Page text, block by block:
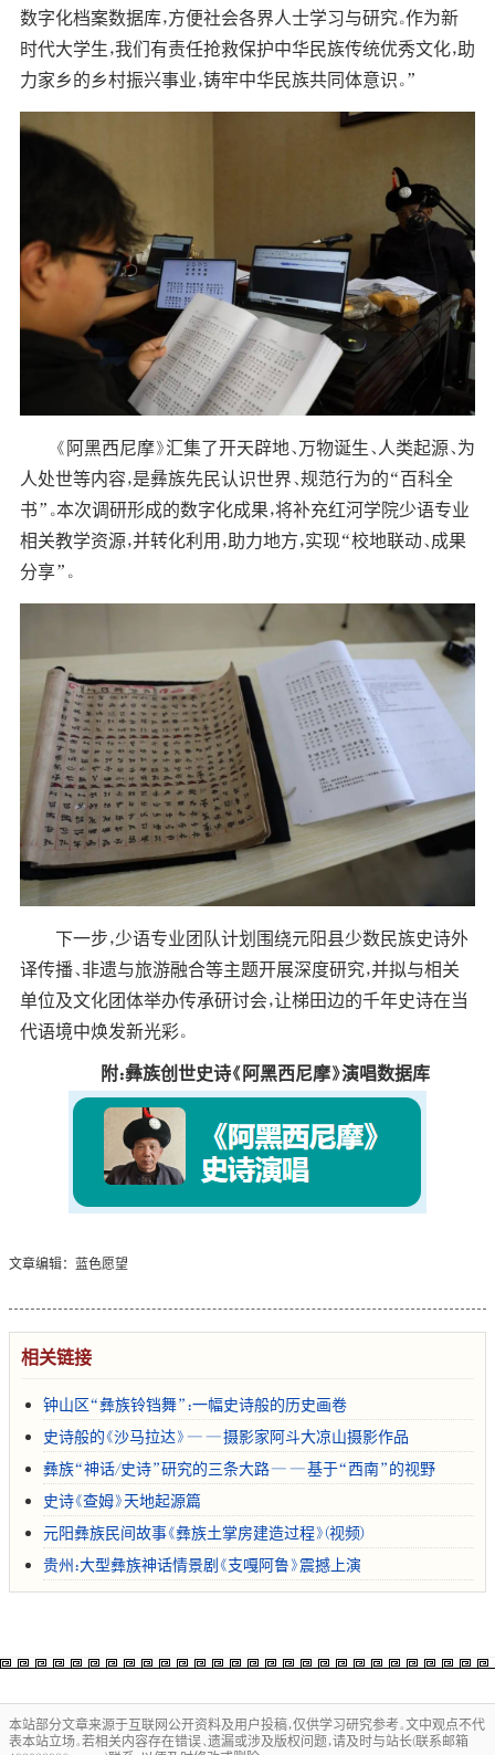
数字化档案数据库，方便社会各界人士学习与研究。作为新
时代大学生，我们有责任抢救保护中华民族传统优秀文化，助
力家乡的乡村振兴事业，铸牢中华民族共同体意识。”
《阿黑西尼摩》汇集了开天辟地、万物诞生、人类起源、为
人处世等内容，是彝族先民认识世界、规范行为的“百科全
书”。本次调研形成的数字化成果，将补充红河学院少语专业
相关教学资源，并转化利用，助力地方，实现“校地联动、成果
分享”。
下一步，少语专业团队计划围绕元阳县少数民族史诗外
译传播、非遗与旅游融合等主题开展深度研究，并拟与相关
单位及文化团体举办传承研讨会，让梯田边的千年史诗在当
代语境中焕发新光彩。
附：彝族创世史诗《阿黑西尼摩》演唱数据库
文章编辑：蓝色愿望
相关链接
钟山区“彝族铃铛舞”：一幅史诗般的历史画卷
史诗般的《沙马拉达》——摄影家阿斗大凉山摄影作品
彝族“神话/史诗”研究的三条大路——基于“西南”的视野
史诗《查姆》天地起源篇
元阳彝族民间故事《彝族土掌房建造过程》(视频)
贵州：大型彝族神话情景剧《支嘎阿鲁》震撼上演
本站部分文章来源于互联网公开资料及用户投稿，仅供学习研究参考。文中观点不代
表本站立场。若相关内容存在错误、遗漏或涉及版权问题，请及时与站长(联系邮箱